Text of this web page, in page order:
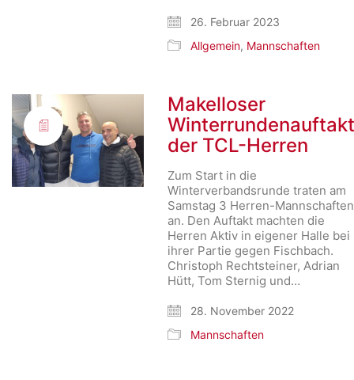
26. Februar 2023
Allgemein, Mannschaften
Makelloser
der TCL-Herren
Zum Start in die
Winterverbandsrunde traten am
Samstag 3 Herren-Mannschaften
an. Den Auftakt machten die
Herren Aktiv in eigener Halle bei
ihrer Partie gegen Fischbach.
Christoph Rechtsteiner, Adrian
Hütt, Tom Sternig und…
28. November 2022
Mannschaften